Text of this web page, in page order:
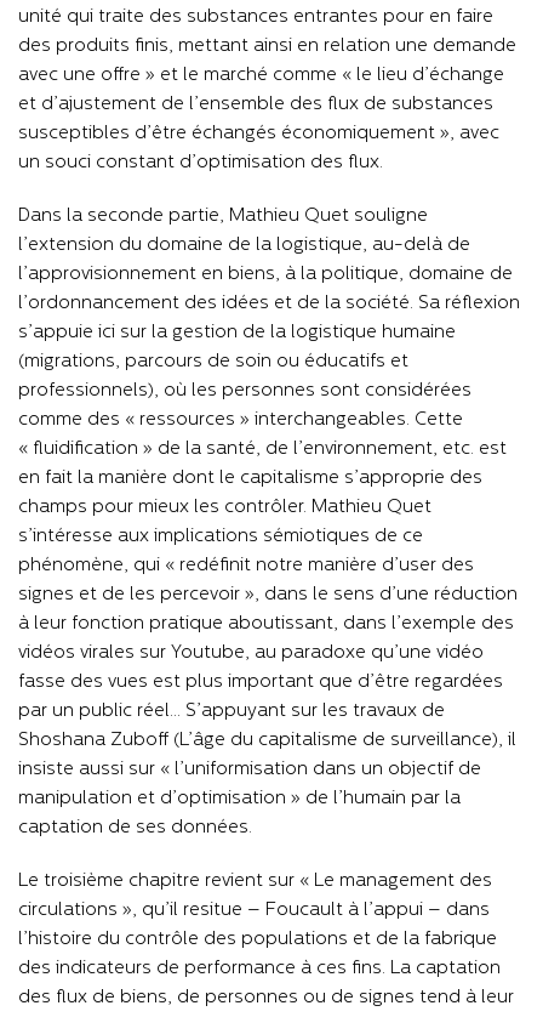
unité qui traite des substances entrantes pour en faire
des produits finis, mettant ainsi en relation une demande
avec une offre » et le marché comme « le lieu d’échange
et d’ajustement de l’ensemble des flux de substances
susceptibles d’être échangés économiquement », avec
un souci constant d’optimisation des flux.
Dans la seconde partie, Mathieu Quet souligne
l’extension du domaine de la logistique, au-delà de
l’approvisionnement en biens, à la politique, domaine de
l’ordonnancement des idées et de la société. Sa réflexion
s’appuie ici sur la gestion de la logistique humaine
(migrations, parcours de soin ou éducatifs et
professionnels), où les personnes sont considérées
comme des « ressources » interchangeables. Cette
« fluidification » de la santé, de l’environnement, etc. est
en fait la manière dont le capitalisme s’approprie des
champs pour mieux les contrôler. Mathieu Quet
s’intéresse aux implications sémiotiques de ce
phénomène, qui « redéfinit notre manière d’user des
signes et de les percevoir », dans le sens d’une réduction
à leur fonction pratique aboutissant, dans l’exemple des
vidéos virales sur Youtube, au paradoxe qu’une vidéo
fasse des vues est plus important que d’être regardées
par un public réel… S’appuyant sur les travaux de
Shoshana Zuboff (L’âge du capitalisme de surveillance), il
insiste aussi sur « l’uniformisation dans un objectif de
manipulation et d’optimisation » de l’humain par la
captation de ses données.
Le troisième chapitre revient sur « Le management des
circulations », qu’il resitue – Foucault à l’appui – dans
l’histoire du contrôle des populations et de la fabrique
des indicateurs de performance à ces fins. La captation
des flux de biens, de personnes ou de signes tend à leur